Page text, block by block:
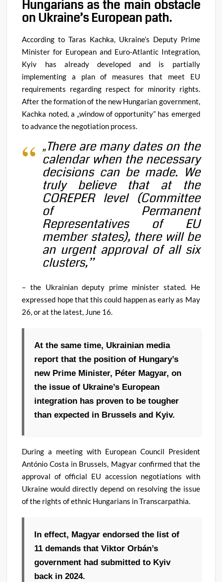
Hungarians as the main obstacle
on Ukraine’s European path.
According to Taras Kachka, Ukraine’s Deputy Prime
Minister for European and Euro-Atlantic Integration,
Kyiv has already developed and is partially
implementing a plan of measures that meet EU
requirements regarding respect for minority rights.
After the formation of the new Hungarian government,
Kachka noted, a „window of opportunity” has emerged
to advance the negotiation process.
„There are many dates on the
calendar when the necessary
decisions can be made. We
truly believe that at the
COREPER level (Committee
of Permanent
Representatives of EU
member states), there will be
an urgent approval of all six
clusters,”
– the Ukrainian deputy prime minister stated. He
expressed hope that this could happen as early as May
26, or at the latest, June 16.
At the same time, Ukrainian media
report that the position of Hungary’s
new Prime Minister, Péter Magyar, on
the issue of Ukraine’s European
integration has proven to be tougher
than expected in Brussels and Kyiv.
During a meeting with European Council President
António Costa in Brussels, Magyar confirmed that the
approval of official EU accession negotiations with
Ukraine would directly depend on resolving the issue
of the rights of ethnic Hungarians in Transcarpathia.
In effect, Magyar endorsed the list of
11 demands that Viktor Orbán’s
government had submitted to Kyiv
back in 2024.